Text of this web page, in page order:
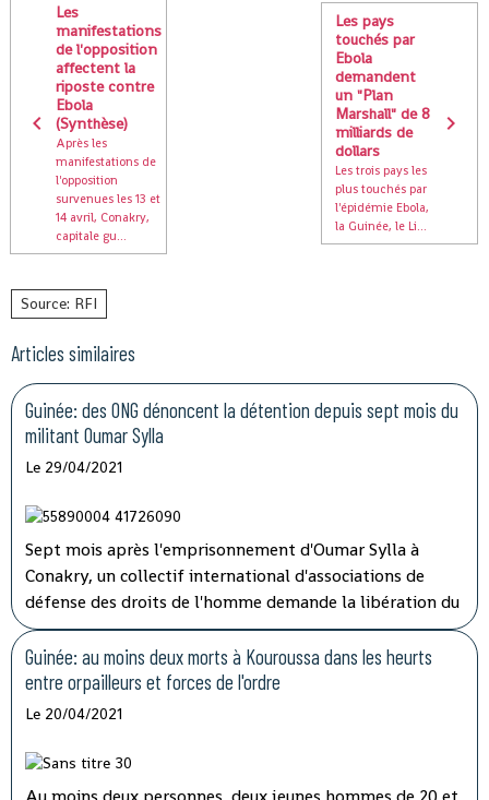
Les
manifestations
de l'opposition
affectent la
riposte contre
Ebola
(Synthèse)
Après les
manifestations de
l'opposition
survenues les 13 et
14 avril, Conakry,
capitale gu...
Les pays
touchés par
Ebola
demandent
un "Plan
Marshall" de 8
milliards de
dollars
Les trois pays les
plus touchés par
l'épidémie Ebola,
la Guinée, le Li...
Source: RFI
Articles similaires
Guinée: des ONG dénoncent la détention depuis sept mois du
militant Oumar Sylla
Le 29/04/2021
Sept mois après l'emprisonnement d'Oumar Sylla à
Conakry, un collectif international d'associations de
défense des droits de l'homme demande la libération du
militant guinéen. Il avait, au sein du Front national pour
la défense de la Constitution, dénoncé la réforme
constitutionnelle qui a permis à Alpha Condé de
briguer et d'obtenir un troisième mandat présidentiel.
Guinée: au moins deux morts à Kouroussa dans les heurts
entre orpailleurs et forces de l'ordre
Le 20/04/2021